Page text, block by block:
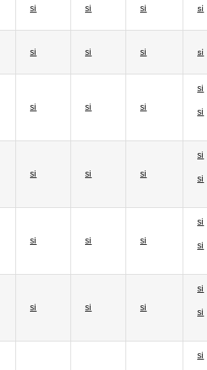
si si si si
si si si si
si si si
si
si
si si si
si
si
si si si
si
si
si si si
si
si
si